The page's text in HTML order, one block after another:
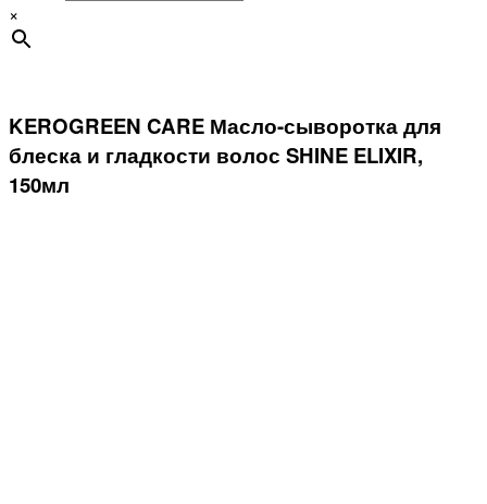
×
KEROGREEN CARE Масло-сыворотка для
блеска и гладкости волос SHINE ELIXIR,
150мл